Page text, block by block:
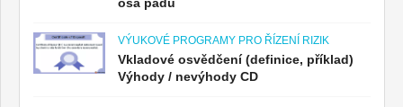
VÝUKOVÉ PROGRAMY PRO ŘÍZENÍ RIZIK
Vkladové osvědčení (definice, příklad)
Výhody / nevýhody CD